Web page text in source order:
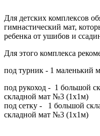
Для детских комплексов
гимнастический мат,
ребенка от ушибов и
Для этого комплекса
под турник - 1 маленький
под рукоход - 1 большой
складной мат №3 (1х1м)
под сетку - 1 большой
складной мат №3 (1х1м)